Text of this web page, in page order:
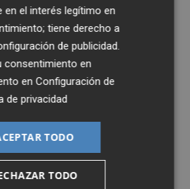
lo cogió y anotó
el tiro libre y hubo
tiro desde el centro de
no entró. Estuvo
mantuvieron la
empates a 117 y a
aflojó y un 2+1 suyo lo
en el interés legítimo en
tiene derecho a
de publicidad.
consentimiento en
enConfiguración de
de privacidad
TODO
TODO